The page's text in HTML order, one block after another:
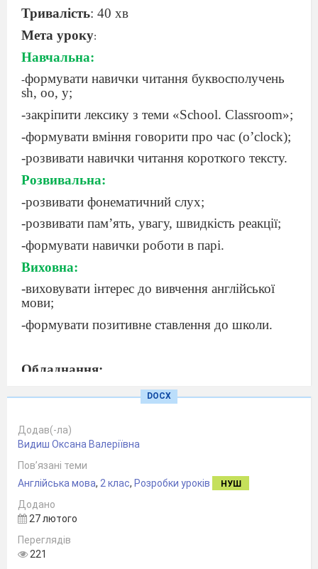
Тривалість: 40 хв
Мета уроку:
Навчальна:
-формувати навички читання буквосполучень
sh, oo, y;
-закріпити лексику з теми «School. Classroom»;
-формувати вміння говорити про час (o’clock);
-розвивати навички читання короткого тексту.
Розвивальна:
-розвивати фонематичний слух;
-розвивати пам’ять, увагу, швидкість реакції;
-формувати навички роботи в парі.
Виховна:
-виховувати інтерес до вивчення англійської
мови;
-формувати позитивне ставлення до школи.
Обладнання:
-відео з YouTube
-картки
-Kahoot
DOCX
Додав(-ла)
Видиш Оксана Валеріївна
Пов’язані теми
Англійська мова, 2 клас, Розробки уроків НУШ
Додано
27 лютого
Переглядів
221